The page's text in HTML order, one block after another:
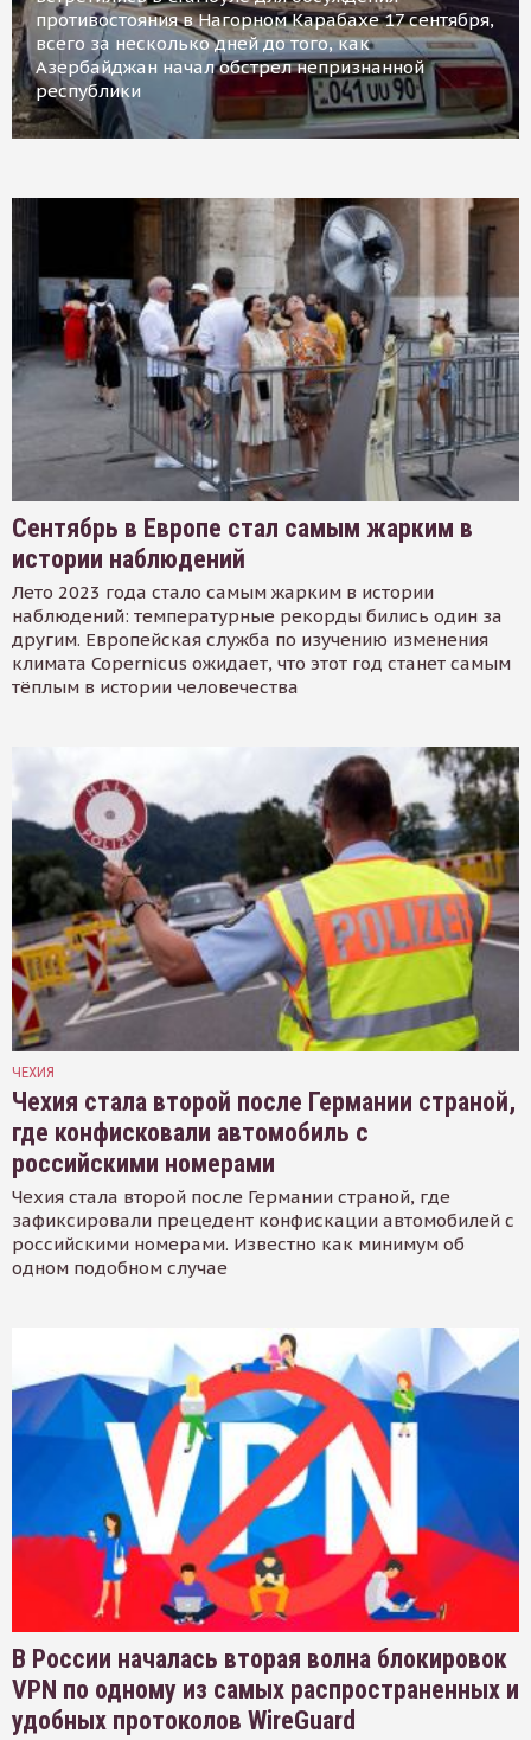
противостояния в Нагорном Карабахе 17 сентября,
всего за несколько дней до того, как
Азербайджан начал обстрел непризнанной
республики
Сентябрь в Европе стал самым жарким в
истории наблюдений
Лето 2023 года стало самым жарким в истории
наблюдений: температурные рекорды бились один за
другим. Европейская служба по изучению изменения
климата Copernicus ожидает, что этот год станет самым
тёплым в истории человечества
ЧЕХИЯ
Чехия стала второй после Германии страной,
где конфисковали автомобиль с
российскими номерами
Чехия стала второй после Германии страной, где
зафиксировали прецедент конфискации автомобилей с
российскими номерами. Известно как минимум об
одном подобном случае
В России началась вторая волна блокировок
VPN по одному из самых распространенных и
удобных протоколов WireGuard